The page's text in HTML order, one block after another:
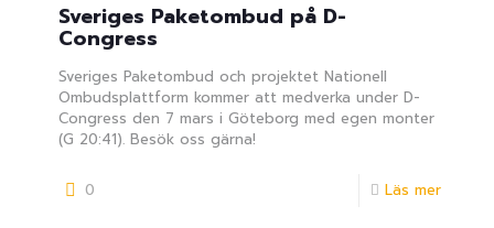
Sveriges Paketombud på D-
Congress
Sveriges Paketombud och projektet Nationell
Ombudsplattform kommer att medverka under D-
Congress den 7 mars i Göteborg med egen monter
(G 20:41). Besök oss gärna!
0 Läs mer